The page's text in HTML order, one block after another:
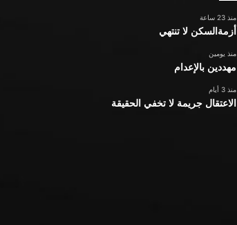
منذ 23 ساعة
أزمةالسكن لا تنتهي
منذ يومين
مهددين بالإعدام
منذ 3 أيام
الاعتقال جريمة لا تخفي الحقيقة